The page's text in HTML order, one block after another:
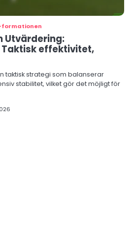
formationen
Utvärdering:
effektivitet,
taktisk strategi som balanserar
stabilitet, vilket gör det möjligt för